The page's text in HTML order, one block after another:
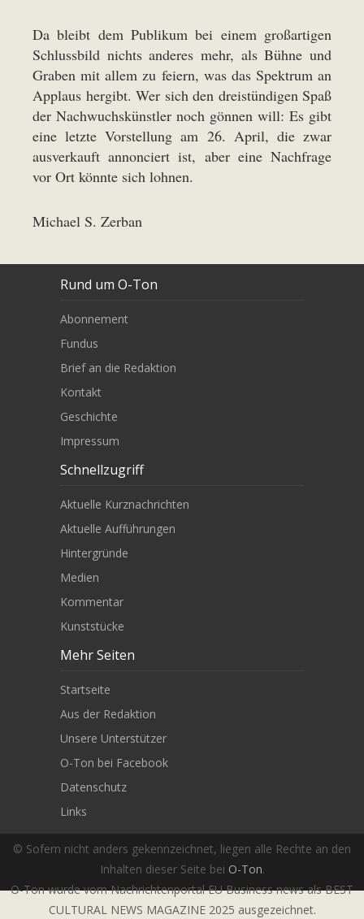
Da bleibt dem Publikum bei einem großartigen
Schlussbild nichts anderes mehr, als Bühne und
Graben mit allem zu feiern, was das Spektrum an
Applaus hergibt. Wer sich den dreistündigen Spaß
der Nachwuchskünstler noch gönnen will: Es gibt
eine letzte Vorstellung am 26. April, die zwar
ausverkauft annonciert ist, aber eine Nachfrage
vor Ort könnte sich lohnen.
Michael S. Zerban
© Sofern nicht anders gekennzeichnet, liegen alle Rechte an den
Inhalten dieser Seite bei O-Ton.
O-Ton wurde vom Nachrichtenportal EU Business news als BEST
CULTURAL NEWS MAGAZINE 2025 ausgezeichnet.
Rund um O-Ton
Abonnement
Fundus
Brief an die Redaktion
Kontakt
Geschichte
Impressum
Schnellzugriff
Aktuelle Kurznachrichten
Aktuelle Aufführungen
Hintergründe
Medien
Kommentar
Kunststücke
Mehr Seiten
Startseite
Aus der Redaktion
Unsere Unterstützer
O-Ton bei Facebook
Datenschutz
Links